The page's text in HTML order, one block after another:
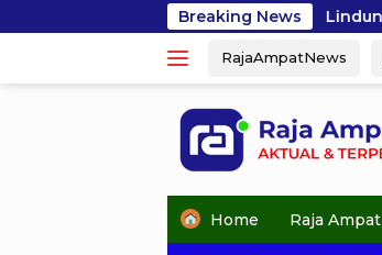
to
Breaking News
Lindungi Kekayaan Laut Raja
RajaAmpatNews
Home Raja Ampat